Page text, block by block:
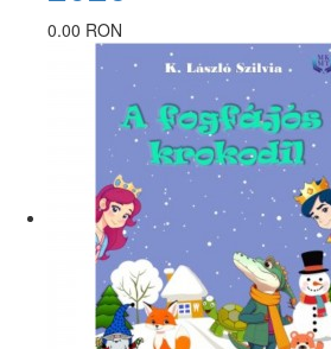
0.00 RON